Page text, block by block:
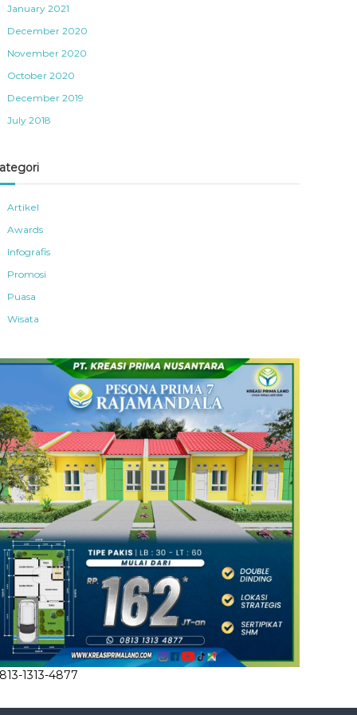
January 2021
December 2020
November 2020
October 2020
December 2019
July 2018
Artikel
Awards
Infografis
Promosi
Puasa
Wisata
1313-4877